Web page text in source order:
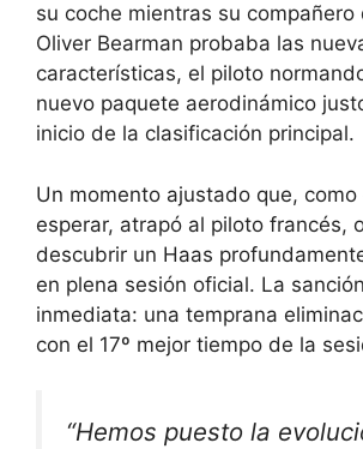
su coche mientras su compañero
Oliver Bearman probaba las
características, el piloto
nuevo paquete aerodinámico
inicio de la clasificación principal.
Un momento ajustado que, como
esperar, atrapó al piloto francés,
descubrir un Haas
en plena sesión oficial. La
inmediata: una temprana
con el 17º mejor tiempo de la
“Hemos puesto la